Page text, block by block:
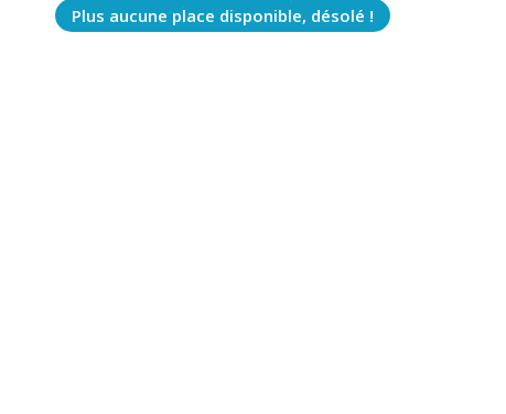
Plus aucune place disponible, désolé !